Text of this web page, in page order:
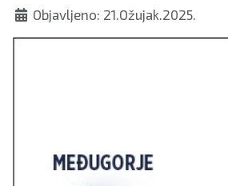
Politika
Objavljeno: 21.Ožujak.2025.